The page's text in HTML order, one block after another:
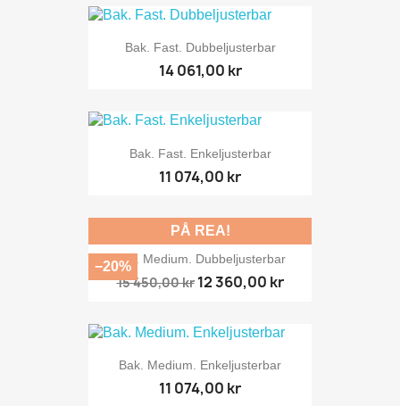
Bak. Fast. Dubbeljusterbar
14 061,00 kr
Bak. Fast. Enkeljusterbar
11 074,00 kr
Bak. Medium. Dubbeljusterbar
15 450,00 kr 12 360,00 kr
PÅ REA!
−20%
Bak. Medium. Enkeljusterbar
11 074,00 kr